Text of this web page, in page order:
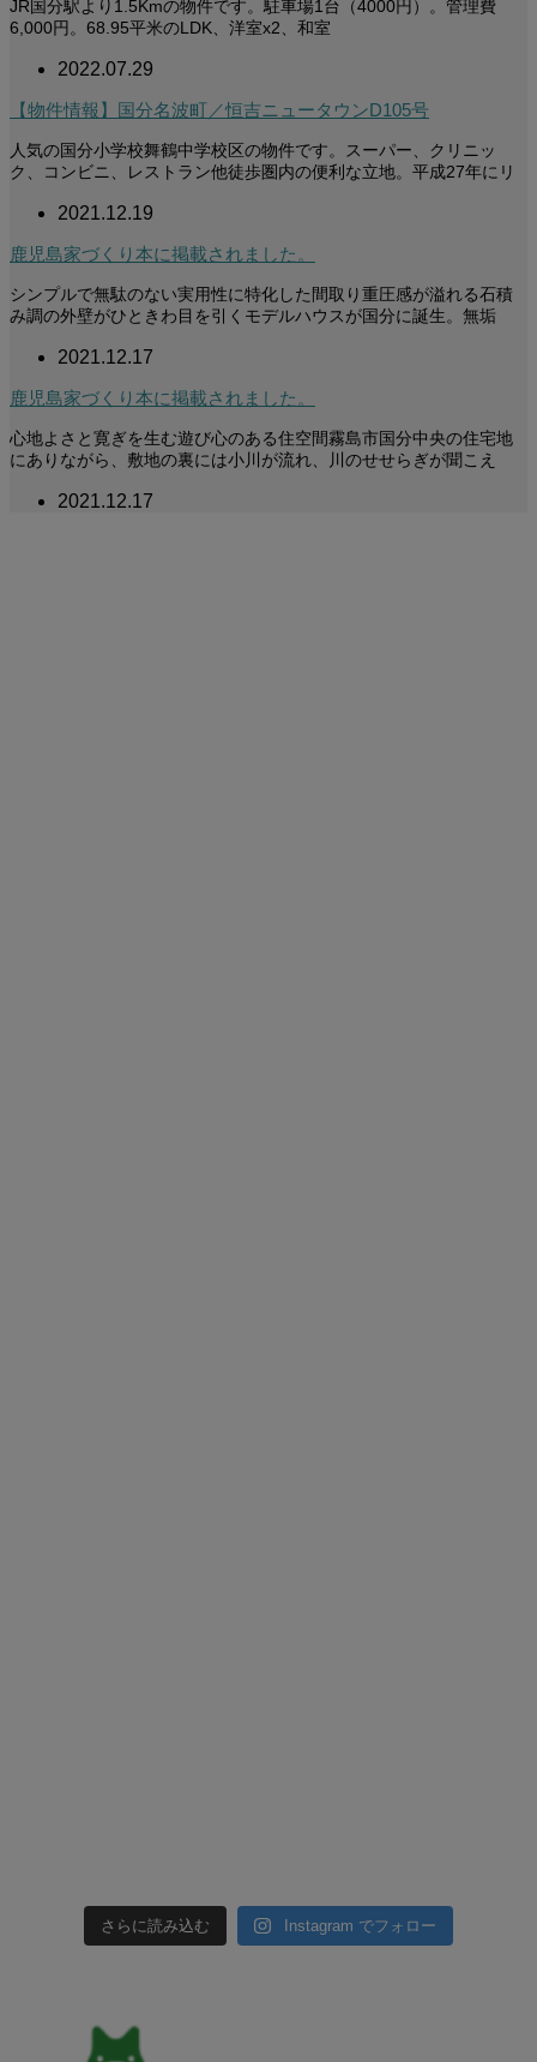
JR国分駅より1.5Kmの物件です。駐車場1台（4000円）。管理費
6,000円。68.95平米のLDK、洋室x2、和室
2022.07.29
【物件情報】国分名波町／恒吉ニュータウンD105号
人気の国分小学校舞鶴中学校区の物件です。スーパー、クリニッ
ク、コンビニ、レストラン他徒歩圏内の便利な立地。平成27年にリ
2021.12.19
鹿児島家づくり本に掲載されました。
シンプルで無駄のない実用性に特化した間取り重圧感が溢れる石積
み調の外壁がひときわ目を引くモデルハウスが国分に誕生。無垢
2021.12.17
鹿児島家づくり本に掲載されました。
心地よさと寛ぎを生む遊び心のある住空間霧島市国分中央の住宅地
にありながら、敷地の裏には小川が流れ、川のせせらぎが聞こえ
2021.12.17
さらに読み込む Instagram でフォロー